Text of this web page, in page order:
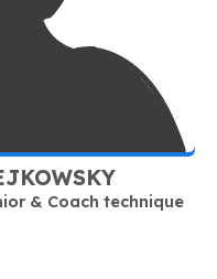
& Coach technique